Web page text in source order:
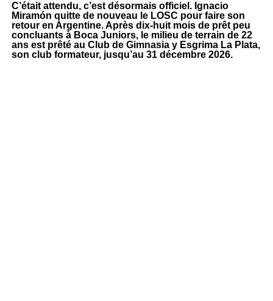
C’était attendu, c’est désormais officiel. Ignacio
Miramón quitte de nouveau le LOSC pour faire son
retour en Argentine. Après dix-huit mois de prêt peu
concluants à Boca Juniors, le milieu de terrain de 22
ans est prêté au Club de Gimnasia y Esgrima La Plata,
son club formateur, jusqu’au 31 décembre 2026.